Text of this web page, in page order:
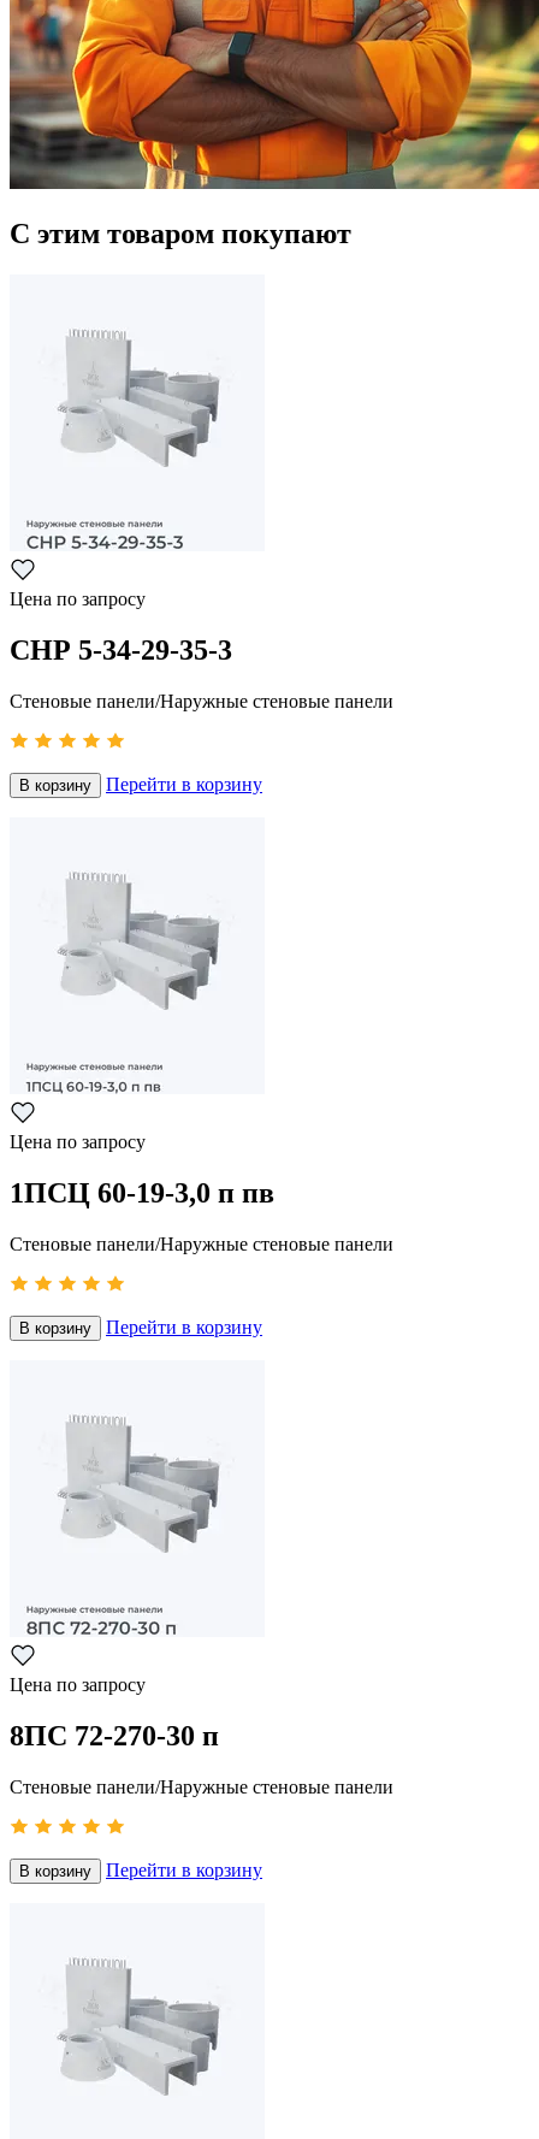
С этим товаром покупают
Цена по запросу
СНР 5-34-29-35-3
Стеновые панели/Наружные стеновые панели
В корзину Перейти в корзину
Цена по запросу
1ПСЦ 60-19-3,0 п пв
Стеновые панели/Наружные стеновые панели
В корзину Перейти в корзину
Цена по запросу
8ПС 72-270-30 п
Стеновые панели/Наружные стеновые панели
В корзину Перейти в корзину